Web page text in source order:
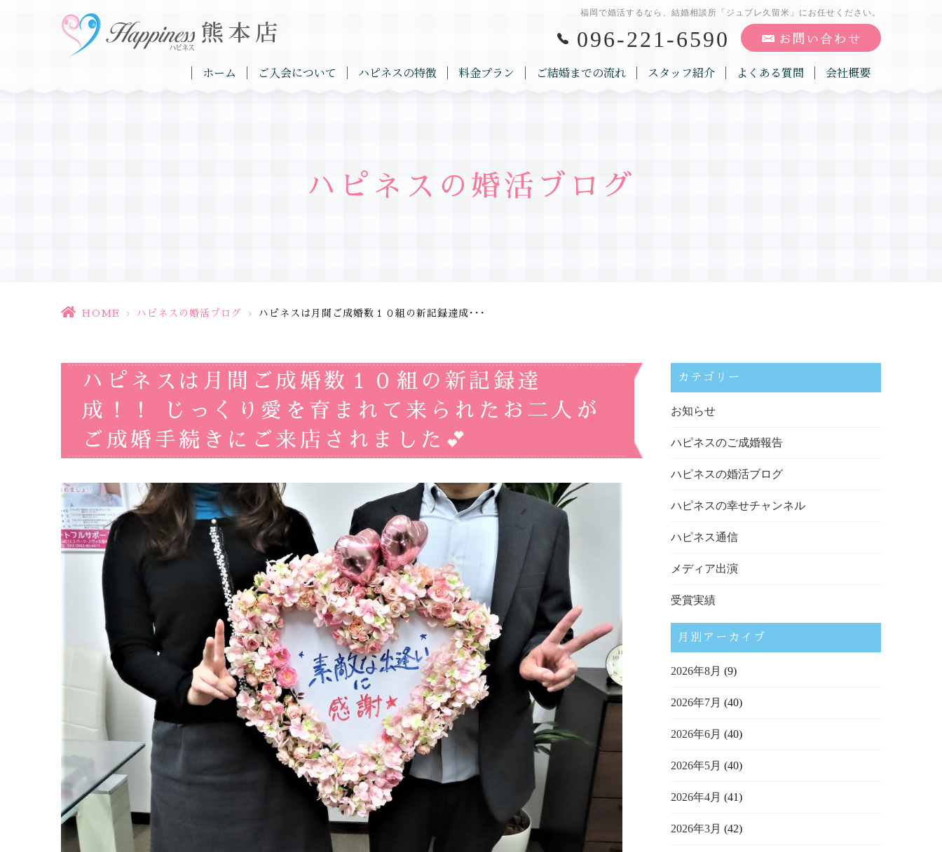
福岡で婚活するなら、結婚相談所「ジュブレ久留米」にお任せください。
096-221-6590
ホーム ご入会について ハピネスの特徴 料金プラン ご結婚までの流れ スタッフ紹介 よくある質問 会社概要
ハピネスの婚活ブログ
HOME > ハピネスの婚活ブログ > ハピネスは月間ご成婚数１０組の新記録達成･･･
ハピネスは月間ご成婚数１０組の新記録達
成！！ じっくり愛を育まれて来られたお二人が
ご成婚手続きにご来店されました💕
カテゴリー
お知らせ
ハピネスのご成婚報告
ハピネスの婚活ブログ
ハピネスの幸せチャンネル
ハピネス通信
メディア出演
受賞実績
月別アーカイブ
2026年8月 (9)
2026年7月 (40)
2026年6月 (40)
2026年5月 (40)
2026年4月 (41)
2026年3月 (42)